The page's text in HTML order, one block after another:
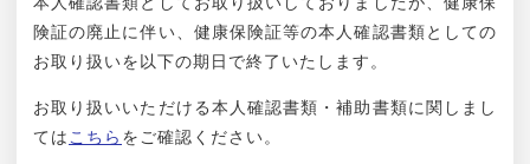
険証の廃止に伴い、健康保険証等の本人確認書類としての
お取り扱いを以下の期日で終了いたします。
お取り扱いいただける本人確認書類・補助書類に関しまし
てはこちら をご確認ください。